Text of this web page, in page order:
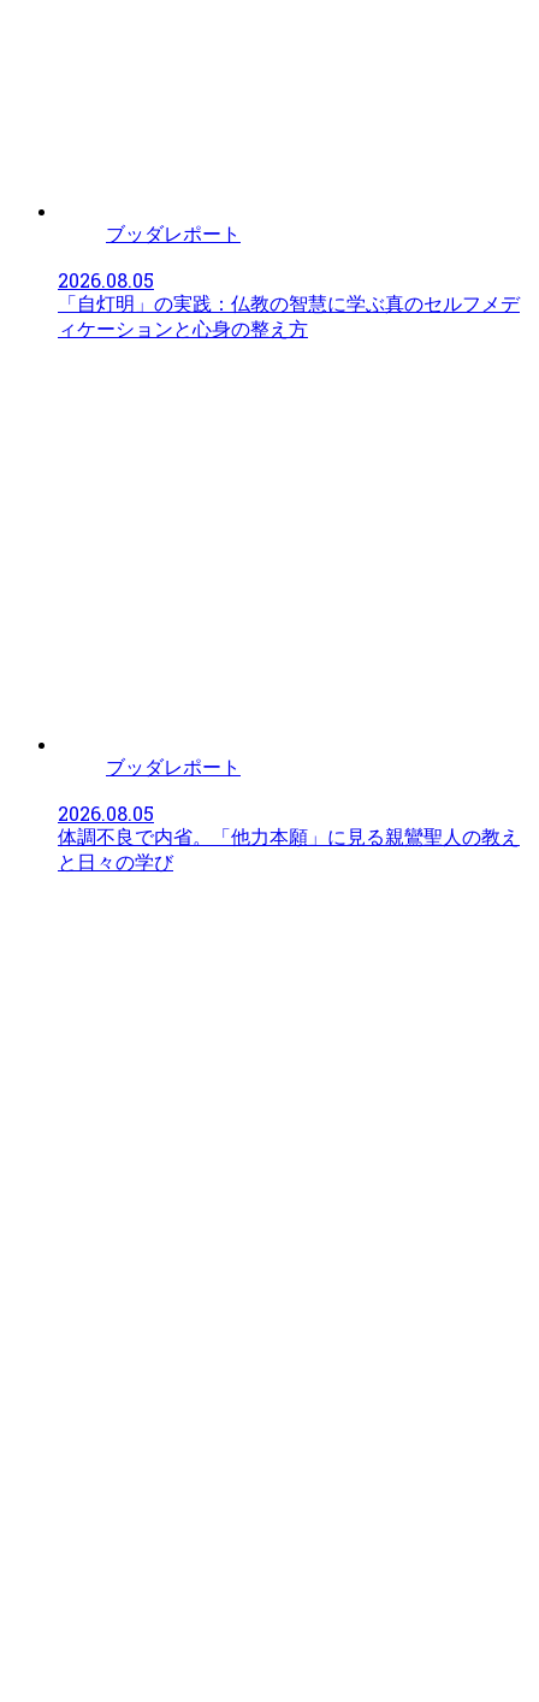
ブッダレポート
2026.08.05
「自灯明」の実践：仏教の智慧に学ぶ真のセルフメデ
ィケーションと心身の整え方
ブッダレポート
2026.08.05
体調不良で内省。「他力本願」に見る親鸞聖人の教え
と日々の学び